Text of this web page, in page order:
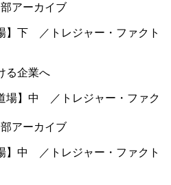
アーカイブ
】下 ／トレジャー・ファクト
る企業へ
アーカイブ
】中 ／トレジャー・ファクト